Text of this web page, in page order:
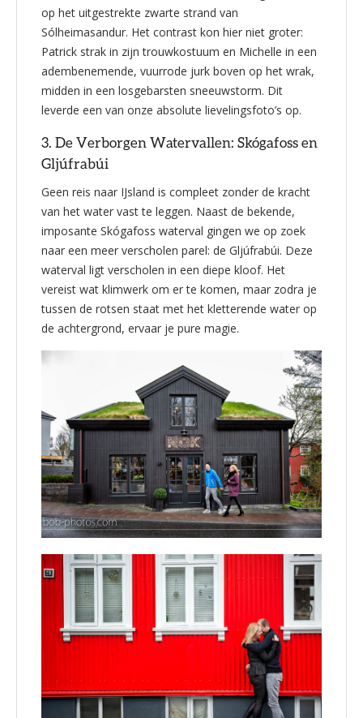
op het uitgestrekte zwarte strand van
Sólheimasandur. Het contrast kon hier niet groter:
Patrick strak in zijn trouwkostuum en Michelle in een
adembenemende, vuurrode jurk boven op het wrak,
midden in een losgebarsten sneeuwstorm. Dit
leverde een van onze absolute lievelingsfoto’s op.
3. De Verborgen Watervallen: Skógafoss en
Gljúfrabúi
Geen reis naar IJsland is compleet zonder de kracht
van het water vast te leggen. Naast de bekende,
imposante Skógafoss waterval gingen we op zoek
naar een meer verscholen parel: de Gljúfrabúi. Deze
waterval ligt verscholen in een diepe kloof. Het
vereist wat klimwerk om er te komen, maar zodra je
tussen de rotsen staat met het kletterende water op
de achtergrond, ervaar je pure magie.